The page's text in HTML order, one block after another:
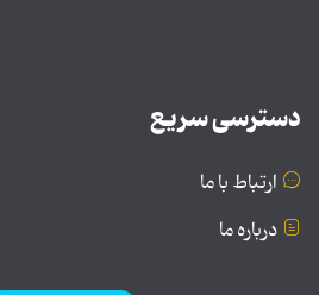
دسترسی سریع
ارتباط با ما
درباره ما